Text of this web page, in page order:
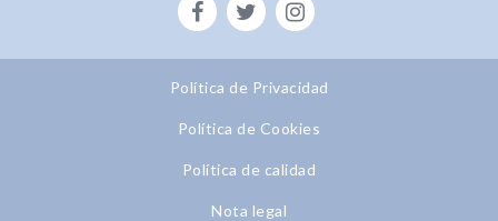
Política de Privacidad
Política de Cookies
Política de calidad
Nota legal